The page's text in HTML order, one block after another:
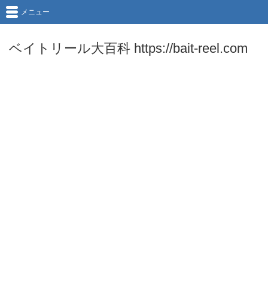
ベイトリール大百科 https://bait-reel.com
メニュー